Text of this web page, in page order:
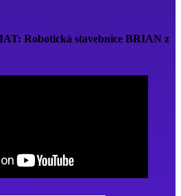
Robotická stavebnice BRIAN z